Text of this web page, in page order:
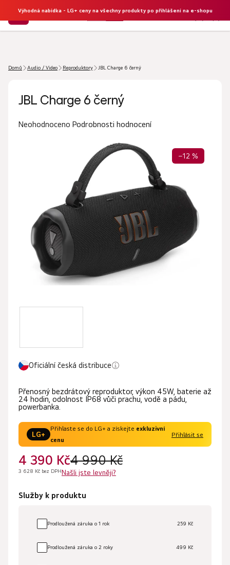
Výhodná nabídka - LG+ ceny na všechny produkty po přihlášení na e-shopu
Hledat
Domů Audio / Video Reproduktory JBL Charge 6 černý
Oficiální česká distribuce
Přenosný bezdrátový reproduktor, výkon 45W, baterie až
24 hodin, odolnost IP68 vůči prachu, vodě a pádu,
powerbanka.
LG+
Přihlaste se do LG+ a získejte exkluzivní
cenu
Přihlásit se
4 990 Kč
4 390 Kč
3 628 Kč bez DPHNašli jste levněji?
Služby k produktu
Prodloužená záruka o 1 rok 259 Kč
Prodloužená záruka o 2 roky 499 Kč
JBL Charge 6 černý
Průměrné
hvězdiček.
Neohodnoceno Podrobnosti hodnocení
–12 %